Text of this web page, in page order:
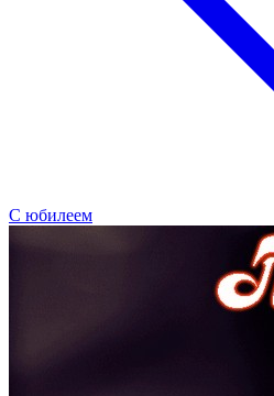
С юбилеем